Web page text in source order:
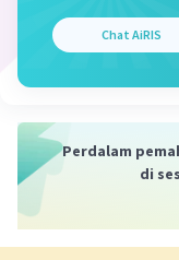
Pembahasan
Matriks
determinan
<=> 0 = 6k +
<=> k = -4
Chat AiRIS
Perdalam
di